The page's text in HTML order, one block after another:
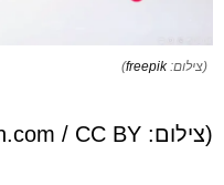
(צילום:freepik
)
(צילום: freepik, flaticon.com / CC BY)